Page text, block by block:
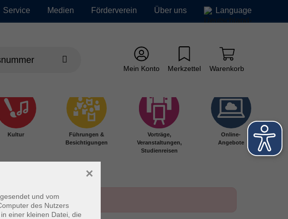
Service Medien Förderverein Über uns Language
Mein Konto Merkzettel Warenkorb
Kultur
Führungen &
Besichtigungen
Vorträge,
Veranstaltungen,
Studienreisen
Online-
Angebote
und vom
des Nutzers
einer kleinen Datei, die
×